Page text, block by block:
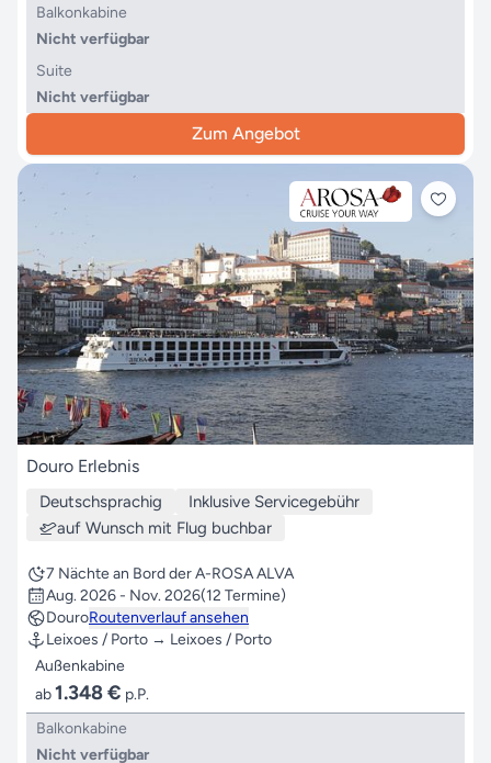
Balkonkabine
Nicht verfügbar
Suite
Nicht verfügbar
Zum Angebot
Douro Erlebnis
Deutschsprachig
Inklusive Servicegebühr
auf Wunsch mit Flug buchbar
7 Nächte an Bord der A-ROSA ALVA
Aug. 2026 - Nov. 2026(12 Termine)
DouroRoutenverlauf ansehen
Leixoes / Porto → Leixoes / Porto
Außenkabine
ab1.348 € p.P.
Balkonkabine
Nicht verfügbar